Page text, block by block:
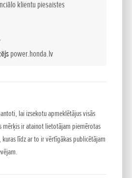
klientu piesaistes
power.honda.lv
lai izsekotu apmeklētājus visās
mērķis ir atainot lietotājam piemērotas
kuras līdz ar to ir vērtīgākas publicētājam
augstas saķeres riepu
augstas saķeres riepu
aizsargāta pret ārējiem
un izturīgāka par siksnas un
tai nav nepieciešama tehniskā